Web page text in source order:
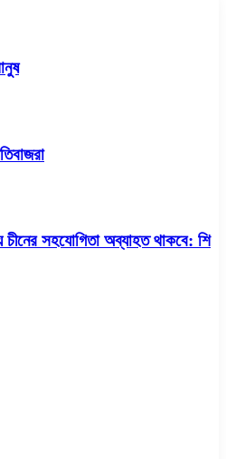
চীনের সহযোগিতা অব্যাহত থাকবে: শি